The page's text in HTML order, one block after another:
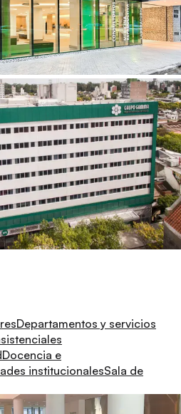
Departamentos y servicios
Docencia e
institucionalesSala de